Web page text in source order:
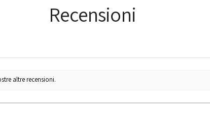
Recensioni
altre recensioni.